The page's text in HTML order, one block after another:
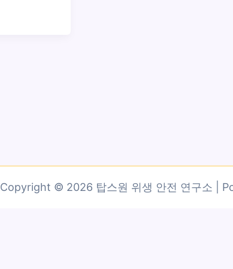
Copyright © 2026 탑스원 위생 안전 연구소 |